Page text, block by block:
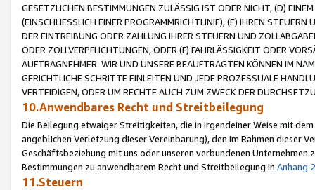
GESETZLICHEN BESTIMMUNGEN ZULÄSSIG IST ODER NICHT, (D)
(EINSCHLIESSLICH EINER PROGRAMMRICHTLINIE), (E) IHREN
DER EINTREIBUNG ODER ZAHLUNG IHRER STEUERN UND
ODER ZOLLVERPFLICHTUNGEN, ODER (F) FAHRLÄSSIGKEIT ODER
AUFTRAGNEHMER. WIR UND UNSERE BEAUFTRAGTEN KÖNNEN IM
GERICHTLICHE SCHRITTE EINLEITEN UND JEDE PROZESSUALE
VERTEIDIGEN, ODER UM RECHTE AUCH ZUM ZWECK DER
10.Anwendbares Recht und Streitbeilegung
Die Beilegung etwaiger Streitigkeiten, die in irgendeiner Weise mit
angeblichen Verletzung dieser Vereinbarung), den im Rahmen dieser
Geschäftsbeziehung mit uns oder unseren verbundenen
Bestimmungen zu anwendbarem Recht und Streitbeilegung in Anhang 2
11.Steuern